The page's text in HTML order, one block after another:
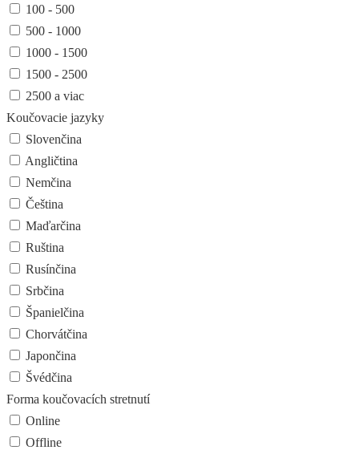
100 - 500
500 - 1000
1000 - 1500
1500 - 2500
2500 a viac
Koučovacie jazyky
Slovenčina
Angličtina
Nemčina
Čeština
Maďarčina
Ruština
Rusínčina
Srbčina
Španielčina
Chorvátčina
Japončina
Švédčina
Forma koučovacích stretnutí
Online
Offline